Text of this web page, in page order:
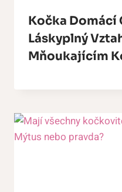
Kočka Domácí
Láskyplný
Mňoukajícím